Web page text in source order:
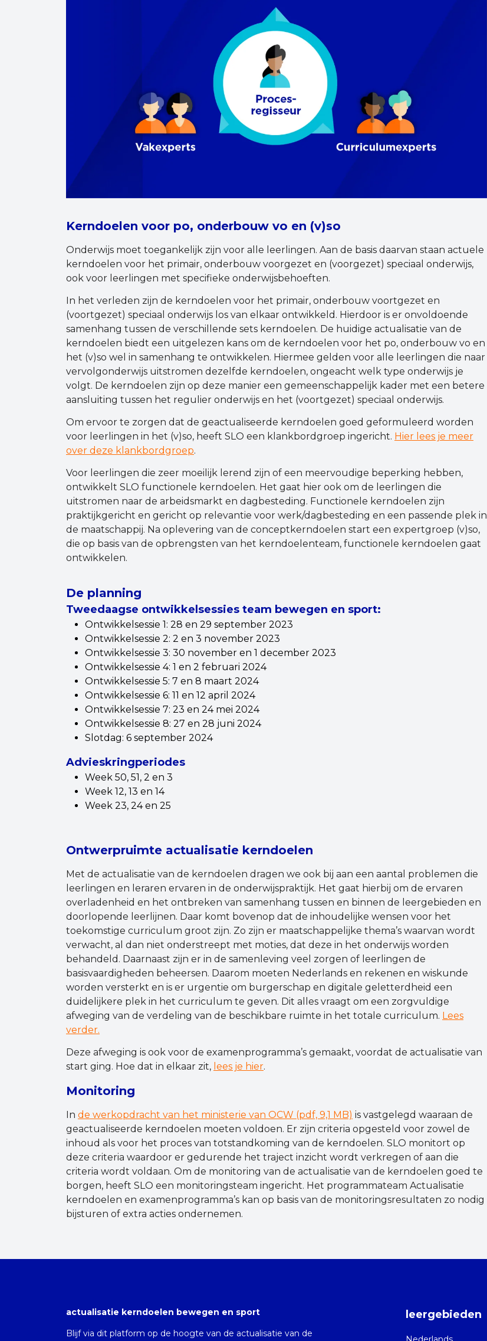
Kerndoelen voor po, onderbouw vo en (v)so
Onderwijs moet toegankelijk zijn voor alle leerlingen. Aan de basis daarvan staan actuele
kerndoelen voor het primair, onderbouw voorgezet en (voorgezet) speciaal onderwijs,
ook voor leerlingen met specifieke onderwijsbehoeften.
In het verleden zijn de kerndoelen voor het primair, onderbouw voortgezet en
(voortgezet) speciaal onderwijs los van elkaar ontwikkeld. Hierdoor is er onvoldoende
samenhang tussen de verschillende sets kerndoelen. De huidige actualisatie van de
kerndoelen biedt een uitgelezen kans om de kerndoelen voor het po, onderbouw vo en
het (v)so wel in samenhang te ontwikkelen. Hiermee gelden voor alle leerlingen die naar
vervolgonderwijs uitstromen dezelfde kerndoelen, ongeacht welk type onderwijs je
volgt. De kerndoelen zijn op deze manier een gemeenschappelijk kader met een betere
aansluiting tussen het regulier onderwijs en het (voortgezet) speciaal onderwijs.
Om ervoor te zorgen dat de geactualiseerde kerndoelen goed geformuleerd worden
voor leerlingen in het (v)so, heeft SLO een klankbordgroep ingericht. Hier lees je meer
over deze klankbordgroep.
Voor leerlingen die zeer moeilijk lerend zijn of een meervoudige beperking hebben,
ontwikkelt SLO functionele kerndoelen. Het gaat hier ook om de leerlingen die
uitstromen naar de arbeidsmarkt en dagbesteding. Functionele kerndoelen zijn
praktijkgericht en gericht op relevantie voor werk/dagbesteding en een passende plek in
de maatschappij. Na oplevering van de conceptkerndoelen start een expertgroep (v)so,
die op basis van de opbrengsten van het kerndoelenteam, functionele kerndoelen gaat
ontwikkelen.
De planning
Tweedaagse ontwikkelsessies team bewegen en sport:
Ontwikkelsessie 1: 28 en 29 september 2023
Ontwikkelsessie 2: 2 en 3 november 2023
Ontwikkelsessie 3: 30 november en 1 december 2023
Ontwikkelsessie 4: 1 en 2 februari 2024
Ontwikkelsessie 5: 7 en 8 maart 2024
Ontwikkelsessie 6: 11 en 12 april 2024
Ontwikkelsessie 7: 23 en 24 mei 2024
Ontwikkelsessie 8: 27 en 28 juni 2024
Slotdag: 6 september 2024
Advieskringperiodes
Week 50, 51, 2 en 3
Week 12, 13 en 14
Week 23, 24 en 25
Ontwerpruimte actualisatie kerndoelen
Met de actualisatie van de kerndoelen dragen we ook bij aan een aantal problemen die
leerlingen en leraren ervaren in de onderwijspraktijk. Het gaat hierbij om de ervaren
overladenheid en het ontbreken van samenhang tussen en binnen de leergebieden en
doorlopende leerlijnen. Daar komt bovenop dat de inhoudelijke wensen voor het
toekomstige curriculum groot zijn. Zo zijn er maatschappelijke thema’s waarvan wordt
verwacht, al dan niet onderstreept met moties, dat deze in het onderwijs worden
behandeld. Daarnaast zijn er in de samenleving veel zorgen of leerlingen de
basisvaardigheden beheersen. Daarom moeten Nederlands en rekenen en wiskunde
worden versterkt en is er urgentie om burgerschap en digitale geletterdheid een
duidelijkere plek in het curriculum te geven. Dit alles vraagt om een zorgvuldige
afweging van de verdeling van de beschikbare ruimte in het totale curriculum. Lees
verder.
Deze afweging is ook voor de examenprogramma’s gemaakt, voordat de actualisatie van
start ging. Hoe dat in elkaar zit, lees je hier.
Monitoring
In de werkopdracht van het ministerie van OCW (pdf, 9,1 MB) is vastgelegd waaraan de
geactualiseerde kerndoelen moeten voldoen. Er zijn criteria opgesteld voor zowel de
inhoud als voor het proces van totstandkoming van de kerndoelen. SLO monitort op
deze criteria waardoor er gedurende het traject inzicht wordt verkregen of aan die
criteria wordt voldaan. Om de monitoring van de actualisatie van de kerndoelen goed te
borgen, heeft SLO een monitoringsteam ingericht. Het programmateam Actualisatie
kerndoelen en examenprogramma’s kan op basis van de monitoringsresultaten zo nodig
bijsturen of extra acties ondernemen.
actualisatie kerndoelen bewegen en sport
Blijf via dit platform op de hoogte van de actualisatie van de
leergebieden